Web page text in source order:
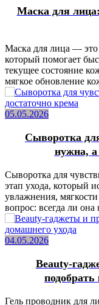
Маска для
Маска для лица —
который помогает
текущее состояние
мягкое обновление
05.05.2026
Сыворотка
нужна, а
Сыворотка для
этап ухода, который
увлажнения,
вопрос: всегда ли
04.05.2026
Beauty-
подобрать
Гель проводник для